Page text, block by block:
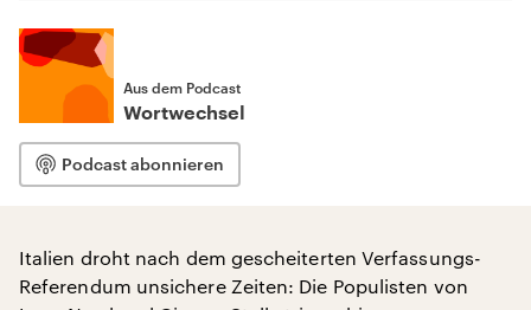
Aus dem Podcast
Wortwechsel
Podcast abonnieren
Italien droht nach dem gescheiterten Verfassungs-
Referendum unsichere Zeiten: Die Populisten von